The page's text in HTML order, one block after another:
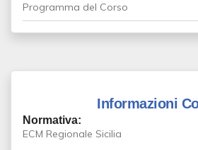
Programma del Corso
Informazioni
Normativa:
ECM Regionale Sicilia